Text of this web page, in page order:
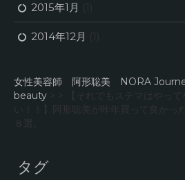
2015年1月 (1)
2014年12月 (1)
女性美容師 阿形聡美 NORA
beauty > >
【それでもステマはやってな
い！！】阿形聡美が昨年買って良かっ
８選。
タグ